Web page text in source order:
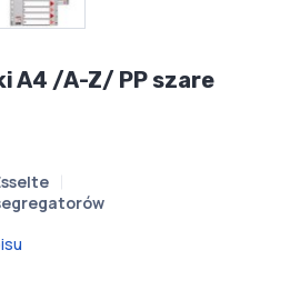
A4 /A-Z/ PP szare